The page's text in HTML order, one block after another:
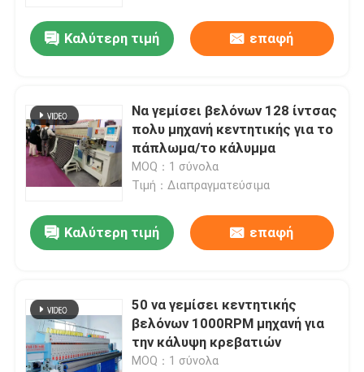
Προϊόντα
Βίντεο
Καλύτερη τιμή επαφή
Να γεμίσει βελόνων 128 ίντσας
πολυ μηχανή κεντητικής για το
πάπλωμα/το κάλυμμα
MOQ：1 σύνολα
Τιμή：Διαπραγματεύσιμα
Καλύτερη τιμή επαφή
50 να γεμίσει κεντητικής
βελόνων 1000RPM μηχανή για
την κάλυψη κρεβατιών
MOQ：1 σύνολα